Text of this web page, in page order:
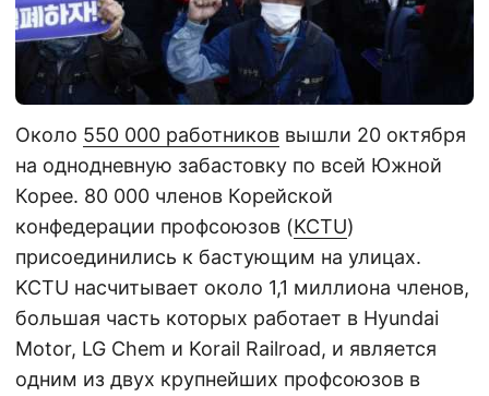
Около 550 000 работников вышли 20 октября
на однодневную забастовку по всей Южной
Корее. 80 000 членов Корейской
конфедерации профсоюзов (KCTU)
присоединились к бастующим на улицах.
KCTU насчитывает около 1,1 миллиона членов,
большая часть которых работает в Hyundai
Motor, LG Chem и Korail Railroad, и является
одним из двух крупнейших профсоюзов в